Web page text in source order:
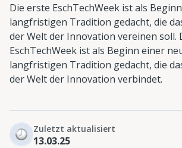
Die erste EschTechWeek ist als
langfristigen Tradition gedacht, die
der Welt der Innovation vereinen soll.
EschTechWeek ist als Beginn einer
langfristigen Tradition gedacht, die
der Welt der Innovation verbindet.
Zuletzt aktualisiert
13.03.25